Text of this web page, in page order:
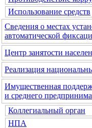
Использование средств
Сведения о местах
автоматической
Центр занятости
Реализация
Имущественная
и среднего
Коллегиальный орган
НПА